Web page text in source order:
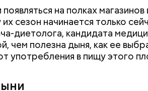
на полках
сезон начинается только
диетолога, кандидата
чем полезна дыня, как ее
употребления в пищу этого
уже болеет мочекаменной
При артрите, гастрите,
кишечника, язвах и
рациона, — предупредила
желудка и